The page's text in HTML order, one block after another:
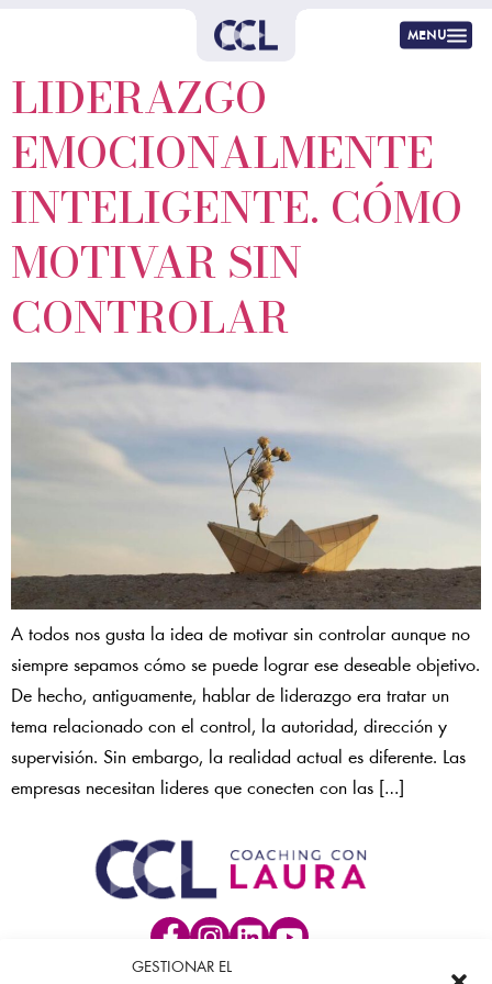
GESTIONAR EL
menu
LIDERAZGO
EMOCIONALMENTE
INTELIGENTE. CÓMO
MOTIVAR SIN
CONTROLAR
A todos nos gusta la idea de motivar sin controlar aunque no
siempre sepamos cómo se puede lograr ese deseable objetivo.
De hecho, antiguamente, hablar de liderazgo era tratar un
tema relacionado con el control, la autoridad, dirección y
supervisión. Sin embargo, la realidad actual es diferente. Las
empresas necesitan lideres que conecten con las […]
Sobre Laura